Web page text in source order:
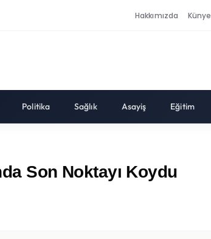
Hakkımızda Künye
Politika Sağlık Asayiş Eğitim
Son Noktayı Koydu